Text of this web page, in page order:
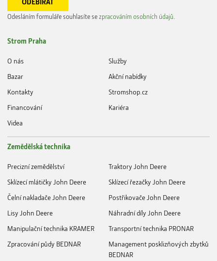
Odesláním formuláře souhlasíte sezpracováním osobních údajů
Strom Praha
O nás
Služby
Bazar
Akční nabídky
Kontakty
Stromshop.cz
Financování
Kariéra
Videa
Zemědělská technika
Precizní zemědělství
Traktory John Deere
Sklízecí mlátičky John Deere
Sklízecí řezačky John Deere
Čelní nakladače John Deere
Postřikovače John Deere
Lisy John Deere
Náhradní díly John Deere
Manipulační technika KRAMER
Transportní technika PRONAR
Zpracování půdy BEDNAR
Management posklizňových zbytků
BEDNAR